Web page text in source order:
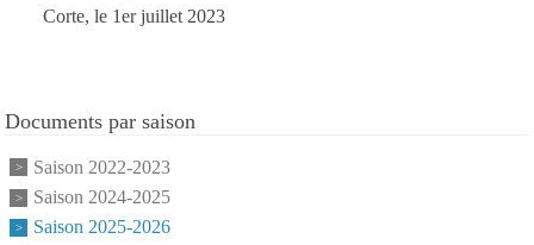
Corte, le 1er juillet 2023
Documents par saison
Saison 2022-2023
Saison 2024-2025
Saison 2025-2026